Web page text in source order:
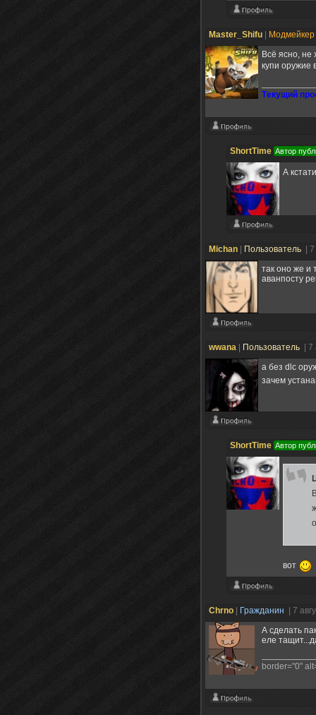
Master_Shifu
Модмейкер
Всё ясно,
купи оружие
Tекущий
ShortTime Автор
А
Michan Пользователь
|
так оно же и
аванпосту
wwana Пользователь
|
а без dlc
зачем
ShortTime Автор
вот
Chrno Гражданин
| 7
А сделать
еле
border="0"